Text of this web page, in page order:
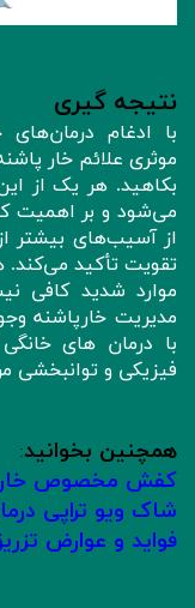
نتیجه‌ گیری
با ادغام درمان‌های
موثری علائم خار
بکاهید. هر یک از
می‌شود و بر اهمیت
از آسیب‌های بیشتر
تقویت تأکید می‌کند.
موارد شدید کافی
مدیریت خارپاشنه
با درمان های
فیزیکی و توانبخشی
همچنین بخوانید:
کفش مخصوص خار
شاک ویو تراپی
فواید و عوارض